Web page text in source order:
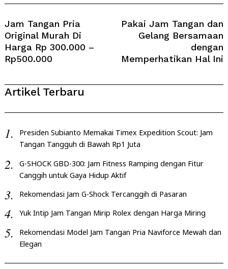
Navigation
Jam Tangan Pria
Original Murah Di
Harga Rp 300.000 –
Rp500.000
Pakai Jam Tangan dan
Gelang Bersamaan
dengan
Memperhatikan Hal Ini
Artikel Terbaru
Presiden Subianto Memakai Timex Expedition Scout: Jam
Tangan Tangguh di Bawah Rp1 Juta
G-SHOCK GBD-300: Jam Fitness Ramping dengan Fitur
Canggih untuk Gaya Hidup Aktif
Rekomendasi Jam G-Shock Tercanggih di Pasaran
Yuk Intip Jam Tangan Mirip Rolex dengan Harga Miring
Rekomendasi Model Jam Tangan Pria Naviforce Mewah dan
Elegan